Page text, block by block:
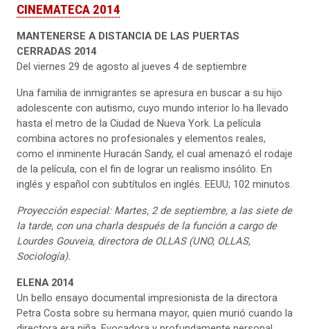
CINEMATECA 2014
MANTENERSE A DISTANCIA DE LAS PUERTAS
CERRADAS 2014
Del viernes 29 de agosto al jueves 4 de septiembre
Una familia de inmigrantes se apresura en buscar a su hijo
adolescente con autismo, cuyo mundo interior lo ha llevado
hasta el metro de la Ciudad de Nueva York. La película
combina actores no profesionales y elementos reales,
como el inminente Huracán Sandy, el cual amenazó el rodaje
de la película, con el fin de lograr un realismo insólito. En
inglés y español con subtítulos en inglés. EEUU; 102 minutos.
Proyección especial: Martes, 2 de septiembre, a las siete de
la tarde, con una charla después de la función a cargo de
Lourdes Gouveia, directora de OLLAS (UNO, OLLAS,
Sociología).
ELENA 2014
Un bello ensayo documental impresionista de la directora
Petra Costa sobre su hermana mayor, quien murió cuando la